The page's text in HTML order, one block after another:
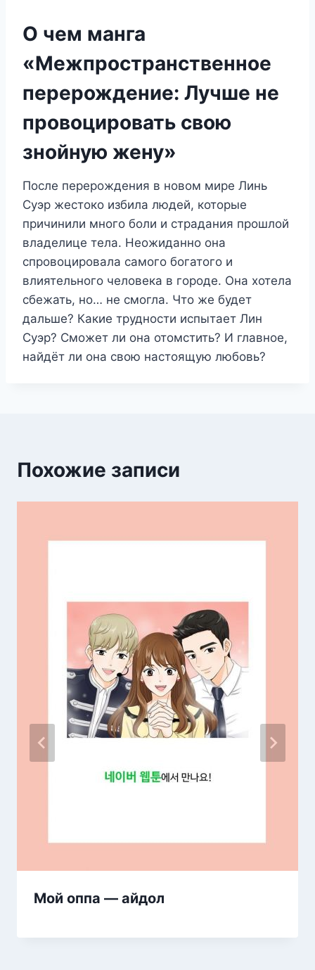
О чем манга
«Межпространственное
перерождение: Лучше не
провоцировать свою
знойную жену»
После перерождения в новом мире Линь
Суэр жестоко избила людей, которые
причинили много боли и страдания прошлой
владелице тела. Неожиданно она
спровоцировала самого богатого и
влиятельного человека в городе. Она хотела
сбежать, но… не смогла. Что же будет
дальше? Какие трудности испытает Лин
Суэр? Сможет ли она отомстить? И главное,
найдёт ли она свою настоящую любовь?
Похожие записи
Мой оппа — айдол